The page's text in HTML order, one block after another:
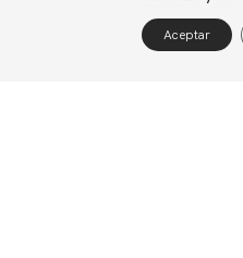
Política de cookies
A través de esas
podemos recibir
Aceptar